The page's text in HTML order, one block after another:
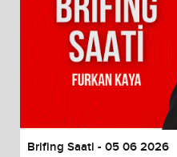
Brifing Saati - 05 06 2026